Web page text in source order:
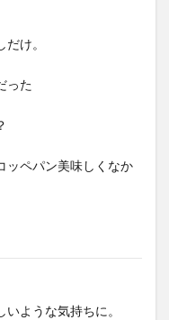
け。
った
ッペパン美味しくなか
ような気持ちに。